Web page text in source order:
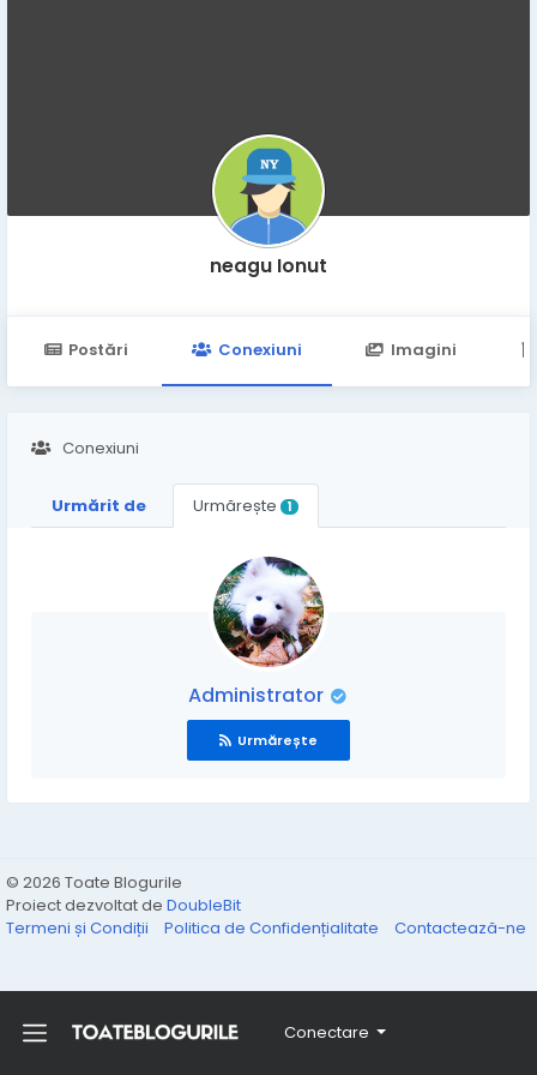
Conectare
neagu Ionut
Postări Conexiuni Imagini
Conexiuni
Urmărit de Urmărește 1
Administrator
Urmărește
© 2026 Toate Blogurile
Proiect dezvoltat de DoubleBit
Termeni și Condiții
Politica de Confidențialitate Contactează-ne